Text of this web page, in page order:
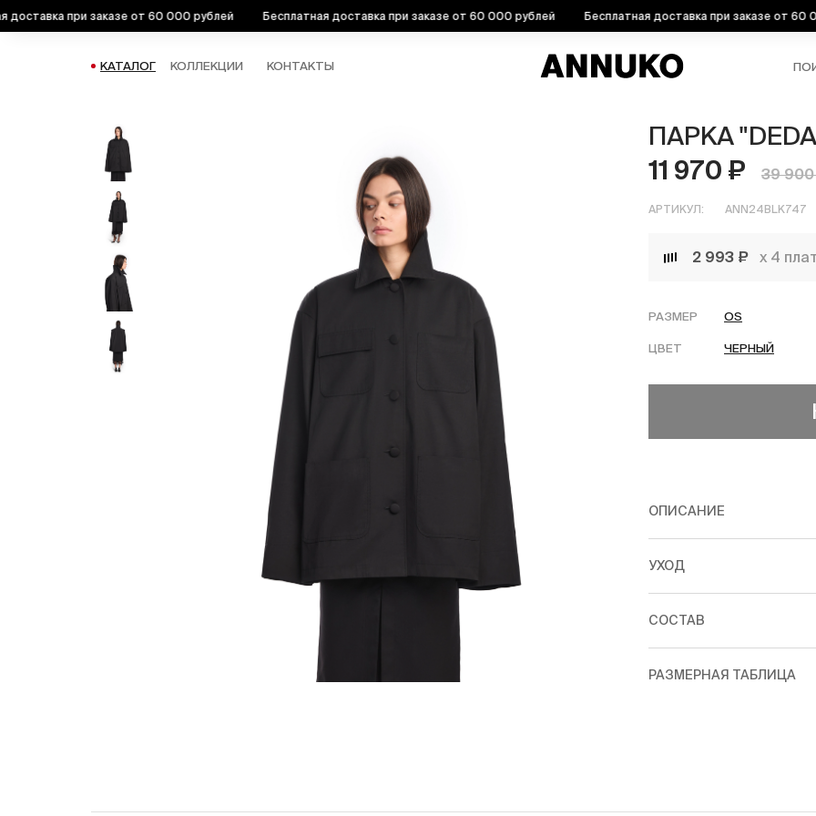
при заказе от 60 000 рублей Бесплатная доставка при заказе от 60 000 рублей Бесплатная доставка при заказе от 60 000
КАТАЛОГ КОЛЛЕКЦИИ КОНТАКТЫ
ПАРКА
11 970 ₽
39
АРТИКУЛ: ANN24BLK747
2 993 ₽ х 4
РАЗМЕР OS
ЦВЕТ ЧЕРНЫЙ
ОПИСАНИЕ
УХОД
СОСТАВ
РАЗМЕРНАЯ ТАБЛИЦА